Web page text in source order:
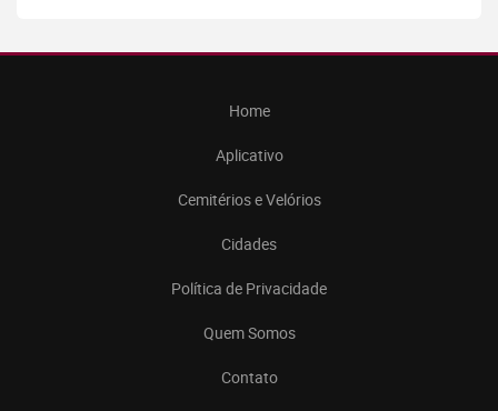
Home
Aplicativo
Cemitérios e Velórios
Cidades
Política de Privacidade
Quem Somos
Contato